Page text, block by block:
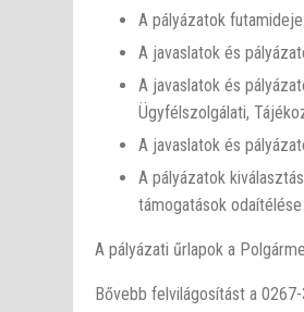
A pályázatok
A javaslatok és
A javaslatok és
Ügyfélszolgálati,
A javaslatok és
A pályázatok
támogatások
A pályázati űrlapok a
Bővebb felvilágosítást a